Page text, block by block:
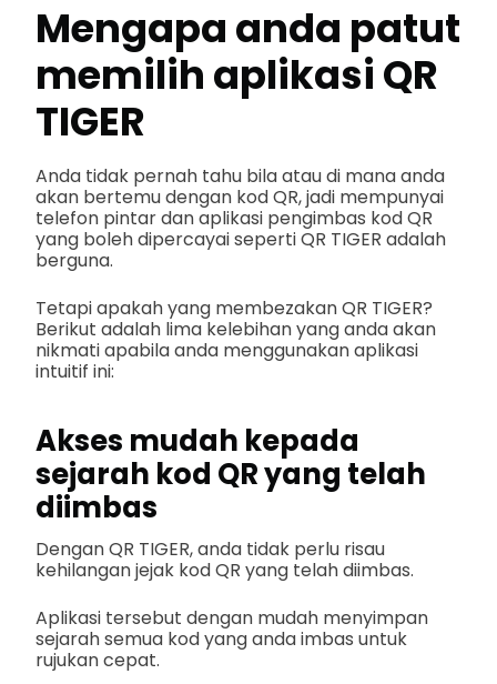
Mengapa anda patut
memilih aplikasi QR
TIGER
Anda tidak pernah tahu bila atau di mana anda
akan bertemu dengan kod QR, jadi mempunyai
telefon pintar dan aplikasi pengimbas kod QR
yang boleh dipercayai seperti QR TIGER adalah
berguna.
Tetapi apakah yang membezakan QR TIGER?
Berikut adalah lima kelebihan yang anda akan
nikmati apabila anda menggunakan aplikasi
intuitif ini:
Akses mudah kepada
sejarah kod QR yang telah
diimbas
Dengan QR TIGER, anda tidak perlu risau
kehilangan jejak kod QR yang telah diimbas.
Aplikasi tersebut dengan mudah menyimpan
sejarah semua kod yang anda imbas untuk
rujukan cepat.